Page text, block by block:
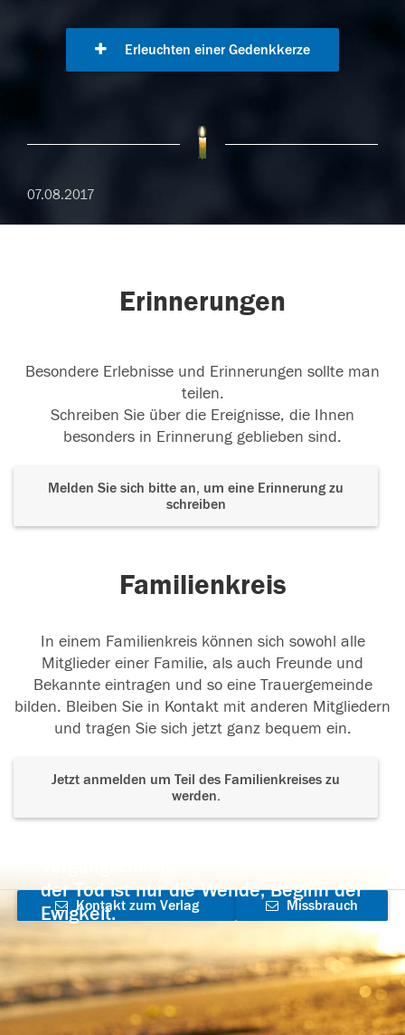
Erleuchten einer Gedenkkerze
07.08.2017
Erinnerungen
Besondere Erlebnisse und Erinnerungen sollte man
teilen.
Schreiben Sie über die Ereignisse, die Ihnen
besonders in Erinnerung geblieben sind.
Melden Sie sich bitte an, um eine Erinnerung zu
schreiben
Familienkreis
In einem Familienkreis können sich sowohl alle
Mitglieder einer Familie, als auch Freunde und
Bekannte eintragen und so eine Trauergemeinde
bilden. Bleiben Sie in Kontakt mit anderen Mitgliedern
und tragen Sie sich jetzt ganz bequem ein.
Jetzt anmelden um Teil des Familienkreises zu
werden.
der Tod ist nur die Wende, Beginn der
Ewigkeit.
Kontakt zum Verlag
aufnehmen
Missbrauch